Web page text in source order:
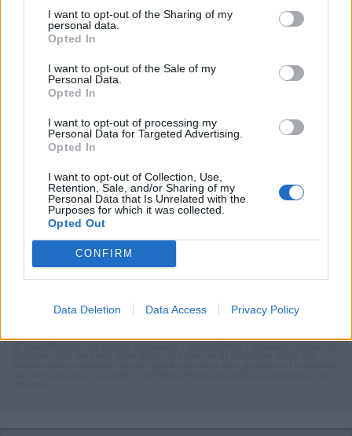
I want to opt-out of the Sharing of my
personal data.
Opted In
I want to opt-out of the Sale of my
Personal Data.
Opted In
I want to opt-out of processing my
Personal Data for Targeted Advertising.
Opted In
I want to opt-out of Collection, Use,
Retention, Sale, and/or Sharing of my
Personal Data that Is Unrelated with the
Purposes for which it was collected.
Opted Out
CONFIRM
Data Deletion Data Access Privacy Policy
Selezioniamo per te
Iscriviti alla
newsletter
Commenti
articolo.
commento esprime il pensiero dell'autore e non rappresenta la linea editoriale